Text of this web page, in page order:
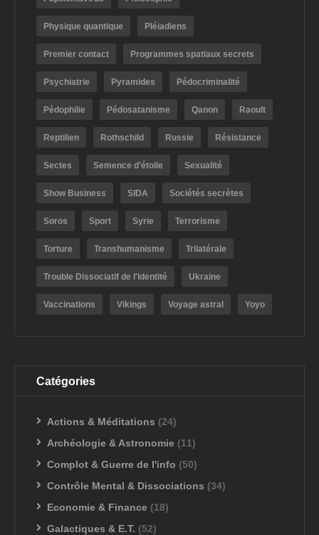
Physique quantique Pléiadiens
Premier contact Programmes spatiaux secrets
Psychiatrie Pyramides Pédocriminalité
Pédophilie Pédosatanisme Qanon Raoult
Reptilien Rothschild Russie Résistance
Sectes Semence d'étoile Sexualité
Show Business SIDA Sociétés secrètes
Soros Sport Syrie Terrorisme
Torture Transhumanisme Trilatérale
Trouble Dissociatif de l'Identité Ukraine
Vaccinations Vikings Voyage astral Yoyo
Catégories
Actions & Méditations (24)
Archéologie & Astronomie (11)
Complot & Guerre de l'info (50)
Contrôle Mental & Dissociations (34)
Economie & Finance (18)
Galactiques & E.T. (52)